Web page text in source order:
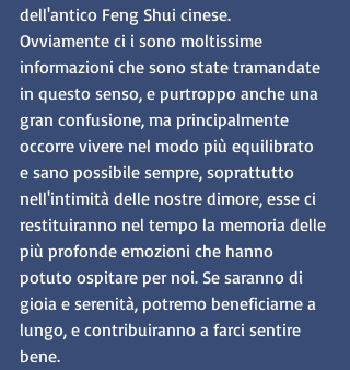
dell'antico Feng Shui cinese.
Ovviamente ci i sono moltissime
informazioni che sono state tramandate
in questo senso, e purtroppo anche una
gran confusione, ma principalmente
occorre vivere nel modo più equilibrato
e sano possibile sempre, soprattutto
nell'intimità delle nostre dimore, esse ci
restituiranno nel tempo la memoria delle
più profonde emozioni che hanno
potuto ospitare per noi. Se saranno di
gioia e serenità, potremo beneficiarne a
lungo, e contribuiranno a farci sentire
bene.